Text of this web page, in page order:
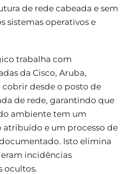
de rede cabeada e sem
sistemas operativos e
trabalha com
da Cisco, Aruba,
cobrir desde o posto de
de rede, garantindo que
ambiente tem um
atribuído e um processo de
Isto elimina
incidências
ocultos.